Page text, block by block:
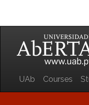
UAb Courses